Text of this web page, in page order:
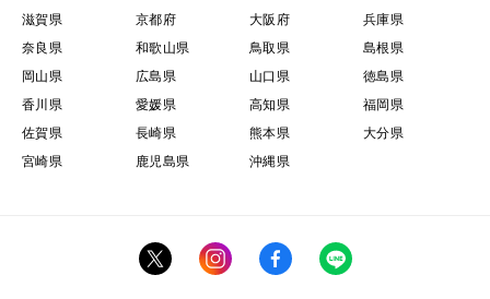
滋賀県
京都府 大阪府
兵庫県
奈良県
和歌山県 鳥取県
島根県
岡山県
広島県 山口県
徳島県
香川県
愛媛県 高知県
福岡県
佐賀県
長崎県 熊本県
大分県
宮崎県
鹿児島県 沖縄県